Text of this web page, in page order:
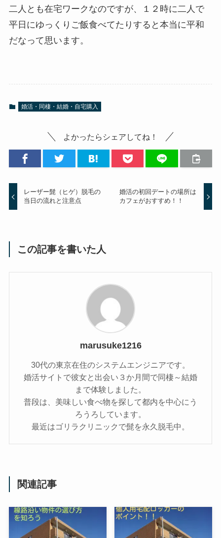
二人とも在宅ワークなのですが、１２時に二人で
平日にゆっくりご飯食べてたりすると本当に平和
だなって思います。
婚活・同棲・結婚・自宅購入
よかったらシェアしてね！
レーザー髭（ヒゲ）脱毛の
当日の流れと注意点
婚活の初回デートの場所は
カフェがおすすめ！！
この記事を書いた人
marusuke1216
30代の東京在住のシステムエンジニアです。
婚活サイトで彼女と出会い３か月間で同棲～結婚
まで体験しました。
普段は、美味しい食べ物を探して都内を中心にう
ろうろしています。
最近はゴリラクリニックで髭を永久脱毛中。
関連記事